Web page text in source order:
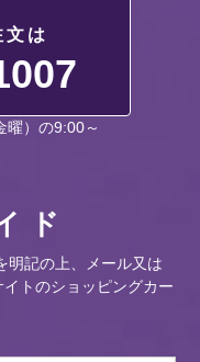
は
曜）の9:00～
ド
明記の上、メール又は
トのショッピングカー